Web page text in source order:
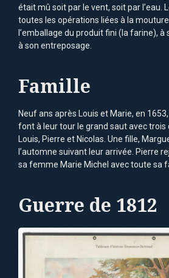
était mû soit par le vent, soit par l’eau.
toutes les opérations liées à la
l’emballage du produit fini (la farine), à
à son entreposage.
Famille
Neuf ans après Louis et Marie, en
font à leur tour le grand saut avec trois
Louis, Pierre et Nicolas. Une fille,
l’automne suivant leur arrivée. Pierre
sa femme Marie Michel avec toute sa
Guerre de 1812